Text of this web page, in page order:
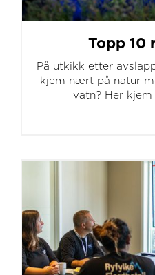
Topp 10
På utkikk etter
kjem nært på natur
vatn? Her